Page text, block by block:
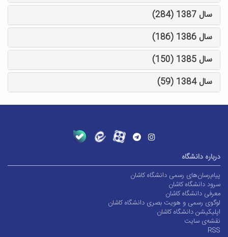
سال 1387 (284)
سال 1386 (186)
سال 1385 (150)
سال 1384 (59)
درباره دانشگاه
پیام‌رسان‌های رسمی دانشگاه کاشان
سرود دانشگاه کاشان
معرفی دانشگاه کاشان
لوگوی رسمی و هویت بصری دانشگاه کاشان
اپلیکیشن دانشگاه کاشان
نقشه‌ی سایت
RSS